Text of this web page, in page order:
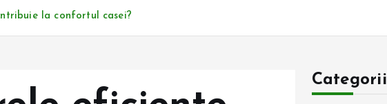
la confortul casei?
Categorii